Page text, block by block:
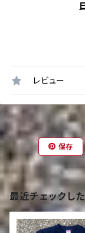
レビュー
保存
最近チェックし